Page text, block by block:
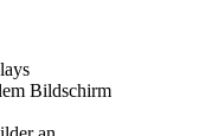
Bildschirm